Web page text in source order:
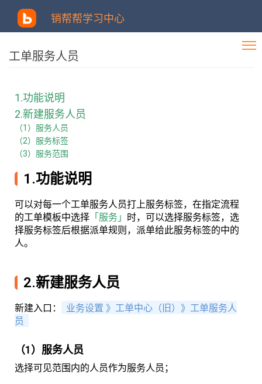
销帮帮学习中心
工单服务人员
1.功能说明
2.新建服务人员
（1）服务人员
（2）服务标签
（3）服务范围
1.功能说明
可以对每一个工单服务人员打上服务标签，在指定流程
的工单模板中选择 「服务」 时，可以选择服务标签，选
择服务标签后根据派单规则，派单给此服务标签的中的
人。
2.新建服务人员
新建入口： 业务设置 》工单中心（旧） 》工单服务人
员
（1）服务人员
选择可见范围内的人员作为服务人员；